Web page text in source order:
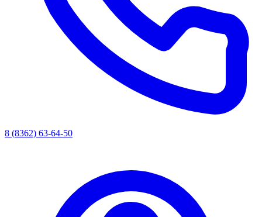
8 (8362) 63-64-50